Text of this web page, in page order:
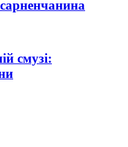
смузі: